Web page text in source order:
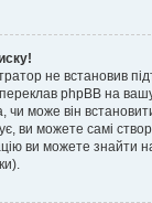
не встановив
phpBB на
чи може він
ви можете самі
ви можете знайти